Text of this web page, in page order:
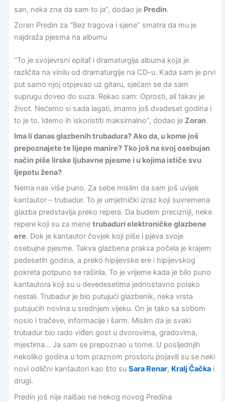
san, neka zna da sam to ja”, dodao je Predin.
Zoran Predin za “Bez tragova i sjene” smatra da mu je
najdraža pjesma na albumu
“To je svojevrsni epitaf i dramaturgija albuma koja je
različita na vinilu od dramaturgije na CD-u. Kada sam je prvi
put samo njoj otpjevao uz gitaru, sjećam se da sam
suprugu doveo do suza. Rekao sam: Oprosti, ali takav je
život. Nećemo si sada lagati, imamo još dvadeset godina i
to je to. Idemo ih iskoristiti maksimalno”, dodao je Zoran.
Ima li danas glazbenih trubadura? Ako da, u kome još
prepoznajete te lijepe manire? Tko još na svoj osebujan
način piše lirske ljubavne pjesme i u kojima ističe svu
ljepotu žena?
Nema nas više puno. Za sebe mislim da sam još uvijek
kantautor – trubadur. To je umjetnički izraz koji suvremena
glazba predstavlja preko repera. Da budem precizniji, neke
repere koji su za mene trubaduri elektroničke glazbene
ere. Dok je kantautor čovjek koji piše i pjeva svoje
osebujne pjesme. Takva glazbena praksa počela je krajem
pedesetih godina, a preko hipijevske ere i hipijevskog
pokreta potpuno se raširila. To je vrijeme kada je bilo puno
kantautora koji su u devedesetima jednostavno polako
nestali. Trubadur je bio putujući glazbenik, neka vrsta
putujućih novina u srednjem vijeku. On je tako sa sobom
nosio i tračeve, informacije i šarm. Mislim da je svaki
trubadur bio rado viđen gost u dvorovima, gradovima,
mjestima… Ja sam se prepoznao u tome. U posljednjih
nekoliko godina u tom praznom prostoru pojavili su se neki
novi odlični kantautori kao što su Sara Renar, Kralj Čačkai
drugi.
Predin još nije naišao ne nekog novog Predina